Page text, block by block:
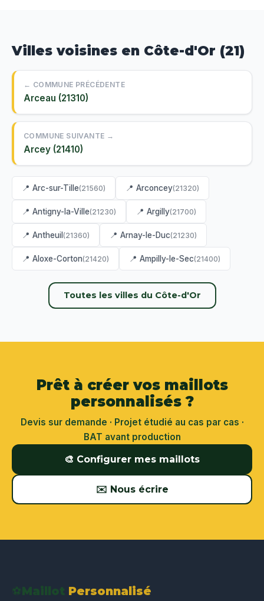
Villes voisines en Côte-d'Or (21)
← COMMUNE PRÉCÉDENTE
Arceau (21310)
COMMUNE SUIVANTE →
Arcey (21410)
📍 Arc-sur-Tille(21560) 📍 Arconcey(21320)
📍 Antigny-la-Ville(21230) 📍 Argilly(21700)
📍 Antheuil (21360) 📍 Arnay-le-Duc(21230)
📍 Aloxe-Corton(21420) 📍 Ampilly-le-Sec(21400)
Toutes les villes du Côte-d'Or
Prêt à créer vos maillots
personnalisés ?
Devis sur demande · Projet étudié au cas par cas ·
BAT avant production
🎨 Configurer mes maillots
✉️ Nous écrire
⚽Maillot Personnalisé